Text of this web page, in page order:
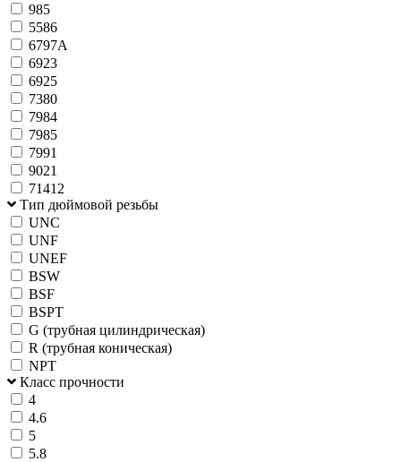
985
5586
6797A
6923
6925
7380
7984
7985
7991
9021
71412
Тип дюймовой резьбы
UNC
UNF
UNEF
BSW
BSF
BSPT
G (трубная цилиндрическая)
R (трубная коническая)
NPT
Класс прочности
4
4.6
5
5.8